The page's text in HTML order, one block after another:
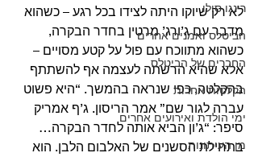
רינגו סולו
הביטלס ואמנים אחרים
החברים של הביטלס
הקלטות אחרות
ימי הולדת ואירועים אחרים
מן העיתונות
לא רק שיוקו היתה לצידו בכל רגע – כשהוא
מדבר עם ג’ורג’ מרטין בחדר הבקרה,
כשהוא מתווכח עם פול על קטע מסויים –
אלא שהיא הרשתה לעצמה אף להשתתף
בהקלטה, כפי שנראה בהמשך. “היא פשוט
עברה לגור שם” אמר הריסון. ג’ף אמריק
סיפר: “ג’ון הביא אותה לחדר הבקרה…
בתחילת הסשנים של האלבום הלבן. הוא